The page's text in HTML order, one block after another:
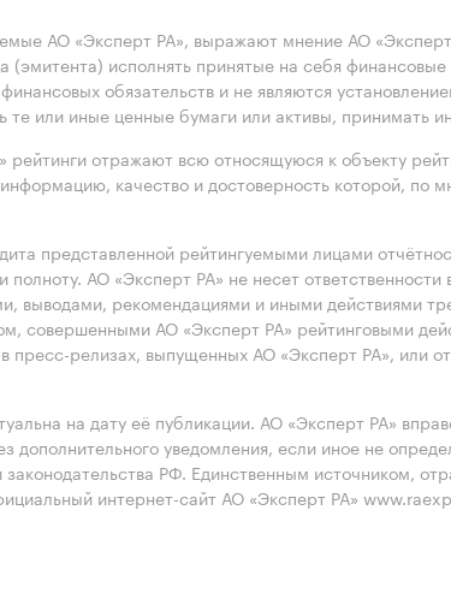
АО «Эксперт РА», выражают мнение АО
(эмитента) исполнять принятые на себя
обязательств и не являются
те или иные ценные бумаги или активы, принимать
отражают всю относящуюся к объекту
качество и достоверность которой, по
представленной рейтингуемыми лицами
полноту. АО «Эксперт РА» не несет
выводами, рекомендациями и иными действиями
совершенными АО «Эксперт РА» рейтинговыми
релизах, выпущенных АО «Эксперт РА», или
на дату её публикации. АО «Эксперт РА»
дополнительного уведомления, если иное не
законодательства РФ. Единственным источником,
интернет-сайт АО «Эксперт РА»